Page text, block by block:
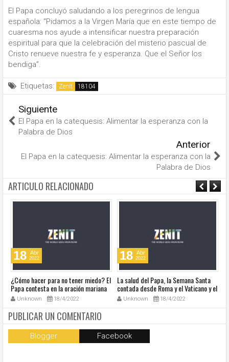
El Papa concluyó saludando a los peregrinos de lengua
española: “Pidamos a la Virgen María que en este tiempo de
cuaresma nos ayude a intensificar nuestra preparación
espiritual para que la celebración del misterio pascual de
Cristo renueve nuestra fe y esperanza. Que el Señor los
bendiga”.
Etiquetas: Zenit
Siguiente
El Papa en la catequesis: Alimentar la esperanza con la
Palabra de Dios
Anterior
El Papa en la catequesis: Alimentar la esperanza con la
Palabra de Dios
ARTICULO RELACIONADO
18 Abr
2022
¿Cómo hacer para no tener miedo? El
Papa contesta en la oración mariana
de este lunes en la Plaza de San
Pedro
Unknown 18/4/2022
18 Abr
2022
La salud del Papa, la Semana Santa
contada desde Roma y el Vaticano y el
resumen de noticias en audio
Unknown 18/4/2022
PUBLICAR UN COMENTARIO
Blogger Facebook